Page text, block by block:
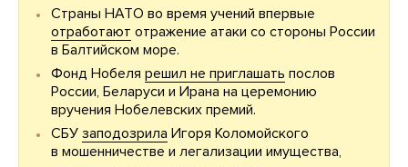
Страны НАТО во время учений впервые
отработают отражение атаки со стороны России
в Балтийском море.
Фонд Нобеля решил не приглашать послов
России, Беларуси и Ирана на церемонию
вручения Нобелевских премий.
СБУ заподозрила Игоря Коломойского
в мошенничестве и легализации имущества,